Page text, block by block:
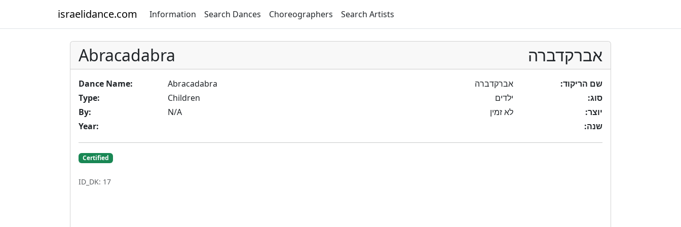
israelidance.com Information Search Dances Choreographers Search Artists
Abracadabra אברקדברה
Dance Name:
Abracadabra
Type:
Children
By:
N/A
Year:
שם הריקוד:
אברקדברה
סוג:
ילדים
יוצר:
לא זמין
שנה:
Certified
ID_DK: 17